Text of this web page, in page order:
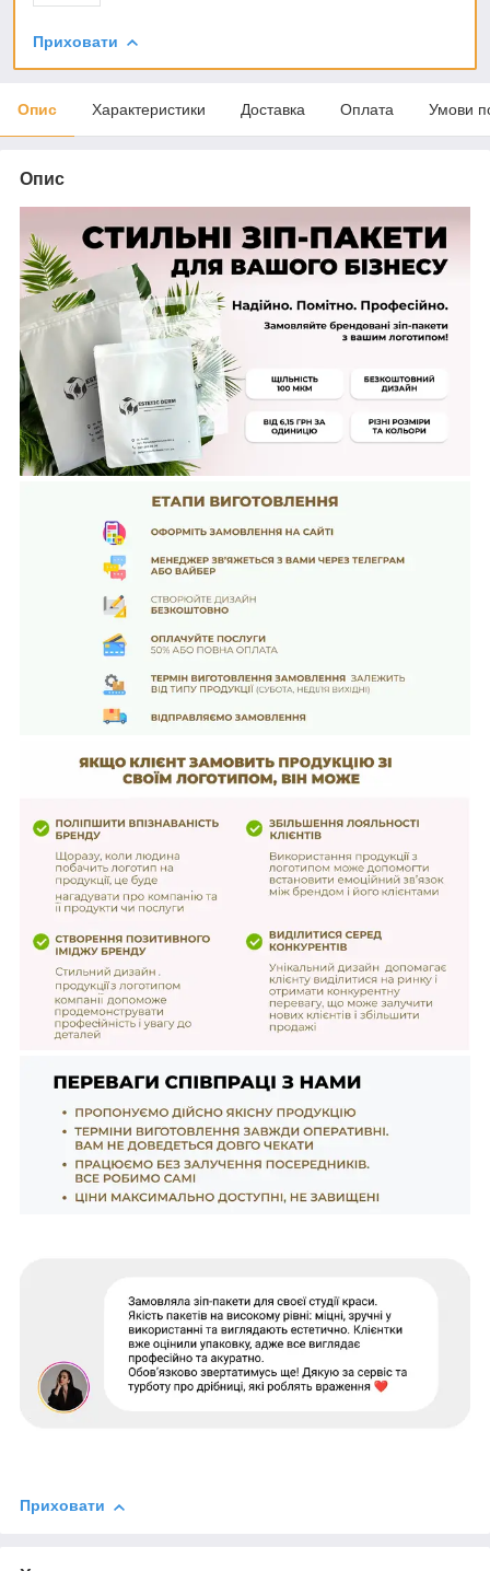
Приховати
Опис Характеристики Доставка Оплата Умови
Опис
Приховати